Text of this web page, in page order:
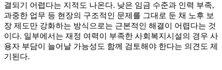
결되기 어렵다는 지적도 나온다. 낮은 임금 수준과 인력 부족,
과중한 업무 등 현장의 구조적인 문제를 그대로 둔 채 노후 보
장 제도만 강화하는 방식으로는 근본적인 해결이 어렵다는 것
이다. 일부에서는 재정 여력이 부족한 사회복지시설의 경우 사
용자 부담이 늘어날 가능성도 함께 검토해야 한다는 의견도 제
기된다.